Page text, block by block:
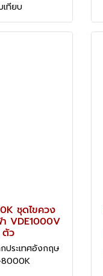
เทียบ
ชุดไขควง
VDE1000V
ว
ประเทศอังกฤษ
8000K